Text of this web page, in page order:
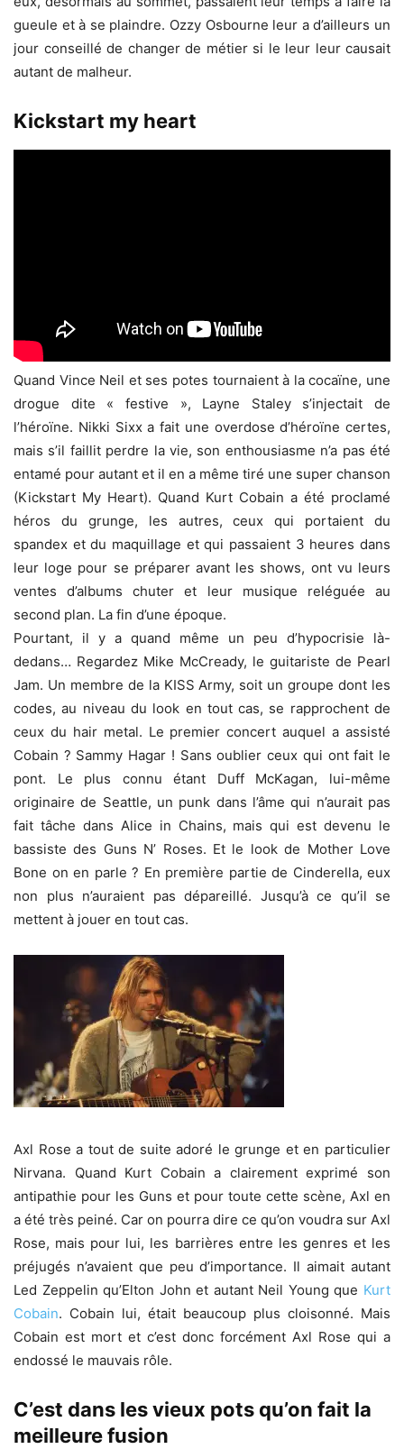
gueule et à se plaindre. Ozzy Osbourne leur a d’ailleurs un
jour conseillé de changer de métier si le leur leur causait
autant de malheur.
Kickstart my heart
Quand Vince Neil et ses potes tournaient à la cocaïne, une
drogue dite « festive », Layne Staley s’injectait de
l’héroïne. Nikki Sixx a fait une overdose d’héroïne certes,
mais s’il faillit perdre la vie, son enthousiasme n’a pas été
entamé pour autant et il en a même tiré une super chanson
(Kickstart My Heart). Quand Kurt Cobain a été proclamé
héros du grunge, les autres, ceux qui portaient du
spandex et du maquillage et qui passaient 3 heures dans
leur loge pour se préparer avant les shows, ont vu leurs
ventes d’albums chuter et leur musique reléguée au
second plan. La fin d’une époque.
Pourtant, il y a quand même un peu d’hypocrisie là-
dedans… Regardez Mike McCready, le guitariste de Pearl
Jam. Un membre de la KISS Army, soit un groupe dont les
codes, au niveau du look en tout cas, se rapprochent de
ceux du hair metal. Le premier concert auquel a assisté
Cobain ? Sammy Hagar ! Sans oublier ceux qui ont fait le
pont. Le plus connu étant Duff McKagan, lui-même
originaire de Seattle, un punk dans l’âme qui n’aurait pas
fait tâche dans Alice in Chains, mais qui est devenu le
bassiste des Guns N’ Roses. Et le look de Mother Love
Bone on en parle ? En première partie de Cinderella, eux
non plus n’auraient pas dépareillé. Jusqu’à ce qu’il se
mettent à jouer en tout cas.
Axl Rose a tout de suite adoré le grunge et en particulier
Nirvana. Quand Kurt Cobain a clairement exprimé son
antipathie pour les Guns et pour toute cette scène, Axl en
a été très peiné. Car on pourra dire ce qu’on voudra sur Axl
Rose, mais pour lui, les barrières entre les genres et les
préjugés n’avaient que peu d’importance. Il aimait autant
Led Zeppelin qu’Elton John et autant Neil Young que Kurt
Cobain. Cobain lui, était beaucoup plus cloisonné. Mais
Cobain est mort et c’est donc forcément Axl Rose qui a
endossé le mauvais rôle.
C’est dans les vieux pots qu’on fait la
meilleure fusion